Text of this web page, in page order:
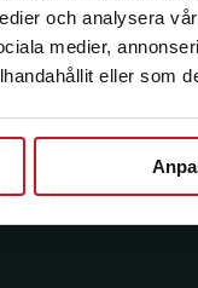
och analysera
medier,
eller som
från LO Mervärde.
med allmänna